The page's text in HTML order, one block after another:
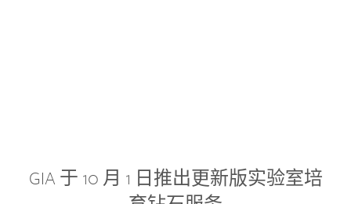
GIA 于 10 月 1 日推出更新版实验室培